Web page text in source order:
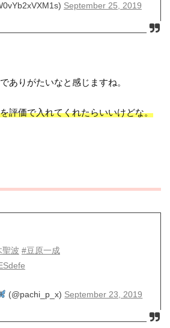
September 25, 2019
ありがたいなと感じますね。
評価で入れてくれたらいいけどな。
聖波 #豆原一成
(@pachi_p_x) September 23, 2019